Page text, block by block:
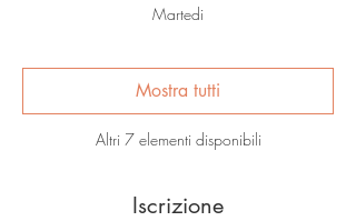
Martedi
Altri 7 elementi disponibili
Mostra tutti
Iscrizione